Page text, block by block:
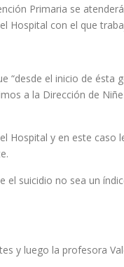
Primaria se
Hospital con el que
“desde el inicio de ésta
a la Dirección de
Hospital y en este caso
suicidio no sea un
y luego la profesora